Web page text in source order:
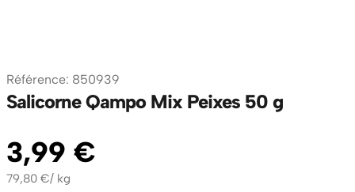
Référence: 850939
Salicorne Qampo Mix Peixes 50 g
3,99 €
79,80 €/ kg